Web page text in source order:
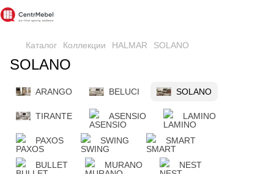
Каталог Коллекции HALMAR SOLANO
SOLANO
ARANGO BELUCI SOLANO
TIRANTE ASENSIO LAMINO
PAXOS SWING SMART
BULLET MURANO NEST